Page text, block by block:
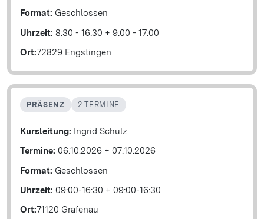
Format: Geschlossen
Uhrzeit: 8:30 - 16:30 + 9:00 - 17:00
Ort:72829 Engstingen
PRÄSENZ 2 TERMINE
Kursleitung: Ingrid Schulz
Termine: 06.10.2026 + 07.10.2026
Format: Geschlossen
Uhrzeit: 09:00-16:30 + 09:00-16:30
Ort:71120 Grafenau